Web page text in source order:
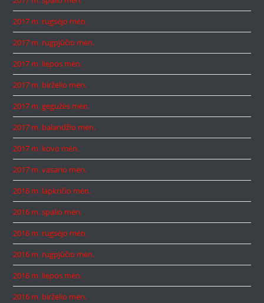
2017 m. rugsėjo mėn.
2017 m. rugpjūčio mėn.
2017 m. liepos mėn.
2017 m. birželio mėn.
2017 m. gegužės mėn.
2017 m. balandžio mėn.
2017 m. kovo mėn.
2017 m. vasario mėn.
2016 m. lapkričio mėn.
2016 m. spalio mėn.
2016 m. rugsėjo mėn.
2016 m. rugpjūčio mėn.
2016 m. liepos mėn.
2016 m. birželio mėn.